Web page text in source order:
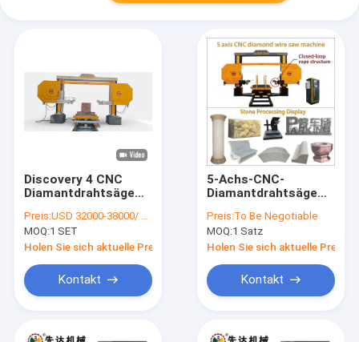
Discovery 4 CNC
Diamantdrahtsäge
servogesteuertem
Arbeitstisch und 20-
40 M/S
Schnittgeschwindigkeit
für präzises
Steinschneiden
Preis:USD 32000-38000/ SET
MOQ:1 SET
Holen Sie sich aktuelle Preis
Kontakt
5-Achs-CNC-
Diamantdrahtsäge
Marmorschneiden
mit einer
Bearbeitungsgröße
von 2600 × 3000 ×
1500 mm
Preis:To Be Negotiable
MOQ:1 Satz
Holen Sie sich aktuelle Preis
Kontakt